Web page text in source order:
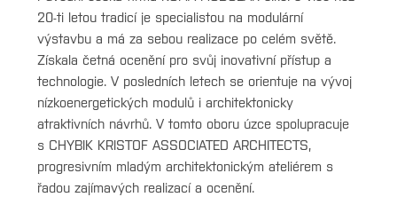
20-ti letou tradicí je specialistou na modulární
výstavbu a má za sebou realizace po celém světě.
Získala četná ocenění pro svůj inovativní přístup a
technologie. V posledních letech se orientuje na vývoj
nízkoenergetických modulů i architektonicky
atraktivních návrhů. V tomto oboru úzce spolupracuje
s CHYBIK KRISTOF ASSOCIATED ARCHITECTS,
progresivním mladým architektonickým ateliérem s
řadou zajímavých realizací a ocenění.